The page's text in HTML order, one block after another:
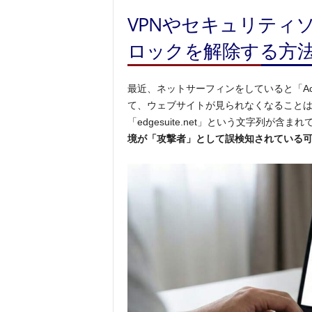
VPNやセキュリティ
ロックを解除する方
最近、ネットサーフィンをしていると「
て、ウェブサイトが見られなくなること
「edgesuite.net」という文字列が含ま
境が「攻撃者」として誤検知されている